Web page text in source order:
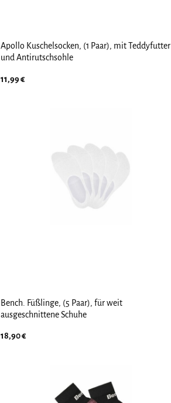
Apollo Kuschelsocken, (1 Paar), mit Teddyfutter
und Antirutschsohle
11,99€
Bench. Füßlinge, (5 Paar), für weit
ausgeschnittene Schuhe
18,90€